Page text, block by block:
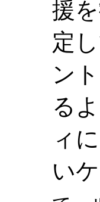
援
定
ン
る
ィ
い